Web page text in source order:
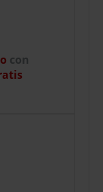
con